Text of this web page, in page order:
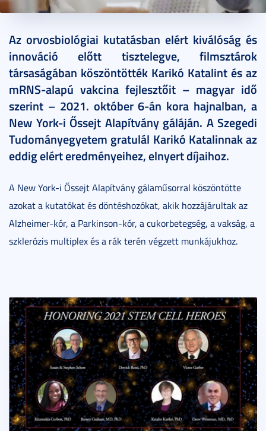
Az orvosbiológiai kutatásban elért kiválóság és
innováció előtt tisztelegve, filmsztárok
társaságában köszöntötték Karikó Katalint és az
mRNS-alapú vakcina fejlesztőit – magyar idő
szerint – 2021. október 6-án kora hajnalban, a
New York-i Őssejt Alapítvány gáláján. A Szegedi
Tudományegyetem gratulál Karikó Katalinnak az
eddig elért eredményeihez, elnyert díjaihoz.
A New York-i Őssejt Alapítvány gálaműsorral köszöntötte
azokat a kutatókat és döntéshozókat, akik hozzájárultak az
Alzheimer-kór, a Parkinson-kór, a cukorbetegség, a vakság, a
szklerózis multiplex és a rák terén végzett munkájukhoz.